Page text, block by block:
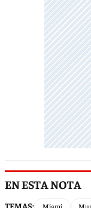
EN ESTA NOTA
TEMAS: Miami